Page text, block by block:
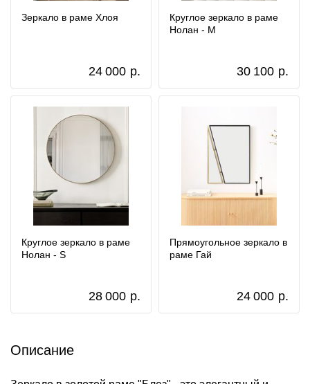
Зеркало в раме Хлоя
24 000 р.
Круглое зеркало в раме
Нолан - M
30 100 р.
Круглое зеркало в раме
Нолан - S
28 000 р.
Прямоугольное зеркало в
раме Гай
24 000 р.
Описание